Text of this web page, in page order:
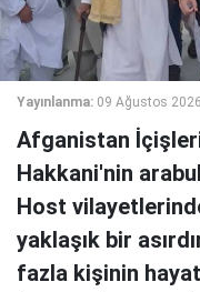
Yayınlanma: 09 Ağustos
Afganistan
Hakkani'nin
Host
yaklaşık bir
fazla kişinin